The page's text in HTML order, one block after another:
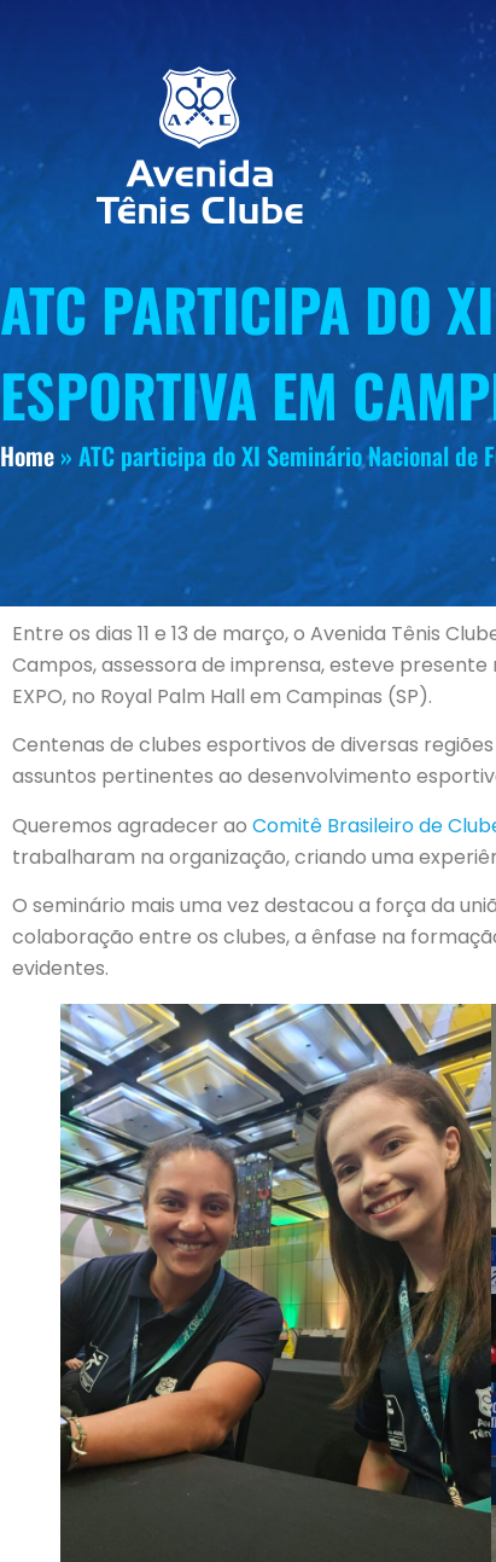
ATC PARTICIPA DO
ESPORTIVA EM
Home » ATC participa do XI Seminário Nacional de
Entre os dias 11 e 13 de março, o Avenida Tênis
Campos, assessora de imprensa, esteve
EXPO, no Royal Palm Hall em Campinas (SP).
Centenas de clubes esportivos de diversas
assuntos pertinentes ao desenvolvimento
Queremos agradecer ao Comitê Brasileiro de
trabalharam na organização, criando uma
O seminário mais uma vez destacou a força da
colaboração entre os clubes, a ênfase na
evidentes.